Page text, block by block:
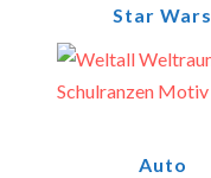
Star Wars
Auto